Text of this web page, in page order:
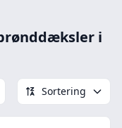
i
Sortering